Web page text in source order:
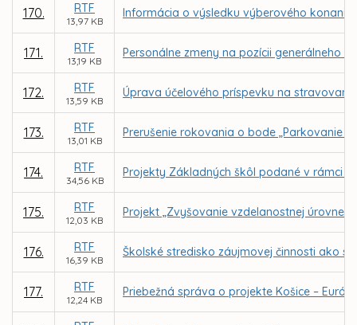
170. RTF
13,97 KB
Informácia o výsledku výberového
171. RTF
13,19 KB
Personálne zmeny na pozícii generálneho
172. RTF
13,59 KB
Úprava účelového príspevku na
173. RTF
13,01 KB
Prerušenie rokovania o bode „Parkovanie
174. RTF
34,56 KB
Projekty Základných škôl podané v rámci
175. RTF
12,03 KB
Projekt „Zvyšovanie vzdelanostnej úrovne
176. RTF
16,39 KB
Školské stredisko záujmovej činnosti ako
177. RTF
12,24 KB
Priebežná správa o projekte Košice –